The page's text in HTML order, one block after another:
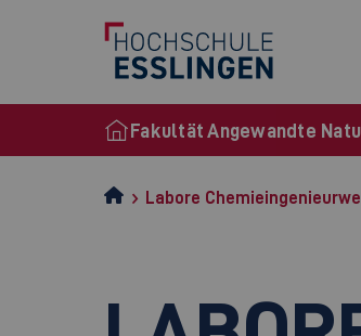
Fakultät Angewandte
Labore